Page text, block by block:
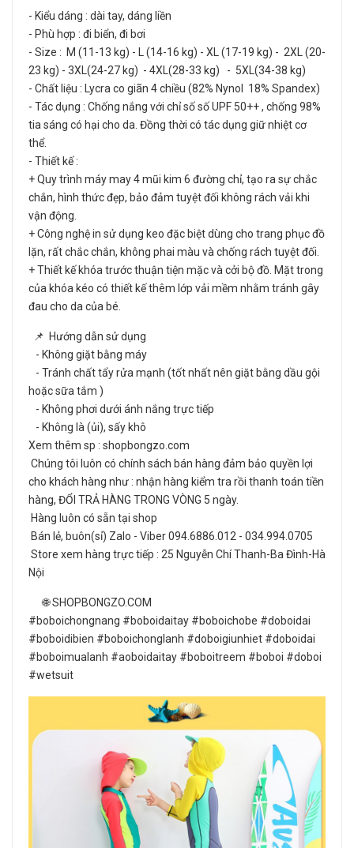
- Kiểu dáng : dài tay, dáng liền
- Phù hợp : đi biển, đi bơi
- Size : M (11-13 kg) - L (14-16 kg) - XL (17-19 kg) - 2XL (20-
23 kg) - 3XL(24-27 kg) - 4XL(28-33 kg) - 5XL(34-38 kg)
- Chất liệu : Lycra co giãn 4 chiều (82% Nynol 18% Spandex)
- Tác dụng : Chống nắng với chỉ số số UPF 50++ , chống 98%
tia sáng có hại cho da. Đồng thời có tác dụng giữ nhiệt cơ
thể.
- Thiết kế :
+ Quy trình máy may 4 mũi kim 6 đường chỉ, tạo ra sự chắc
chắn, hình thức đẹp, bảo đảm tuyệt đối không rách vải khi
vận động.
+ Công nghệ in sử dụng keo đặc biệt dùng cho trang phục đồ
lặn, rất chắc chắn, không phai màu và chống rách tuyệt đối.
+ Thiết kế khóa trước thuận tiện mặc và cởi bộ đồ. Mặt trong
của khóa kéo có thiết kế thêm lớp vải mềm nhằm tránh gây
đau cho da của bé.
📌 Hướng dẫn sử dụng
- Không giặt bằng máy
- Tránh chất tẩy rửa mạnh (tốt nhất nên giặt bằng dầu gội
hoặc sữa tắm )
- Không phơi dưới ánh nắng trực tiếp
- Không là (ủi), sấy khô
Xem thêm sp : shopbongzo.com
Chúng tôi luôn có chính sách bán hàng đảm bảo quyền lợi
cho khách hàng như : nhận hàng kiểm tra rồi thanh toán tiền
hàng, ĐỔI TRẢ HÀNG TRONG VÒNG 5 ngày.
Hàng luôn có sẵn tại shop
Bán lẻ, buôn(sỉ) Zalo - Viber 094.6886.012 - 034.994.0705
Store xem hàng trực tiếp : 25 Nguyễn Chí Thanh-Ba Đình-Hà
Nội
🌐 SHOPBONGZO.COM
#boboichongnang #boboidaitay #boboichobe #doboidai
#boboidibien #boboichonglanh #doboigiunhiet #doboidai
#boboimualanh #aoboidaitay #boboitreem #boboi #doboi
#wetsuit